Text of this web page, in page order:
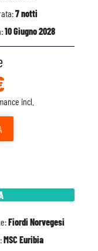
7 notti
10 Giugno 2028
incl.
Fiordi Norvegesi
MSC Euribia